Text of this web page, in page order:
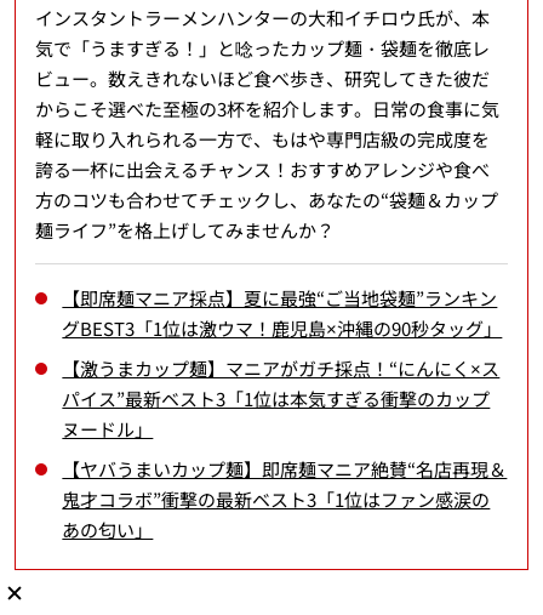
インスタントラーメンハンターの大和イチロウ氏が、本
気で「うますぎる！」と唸ったカップ麺・袋麺を徹底レ
ビュー。数えきれないほど食べ歩き、研究してきた彼だ
からこそ選べた至極の3杯を紹介します。日常の食事に気
軽に取り入れられる一方で、もはや専門店級の完成度を
誇る一杯に出会えるチャンス！おすすめアレンジや食べ
方のコツも合わせてチェックし、あなたの“袋麺＆カップ
麺ライフ”を格上げしてみませんか？
【即席麺マニア採点】夏に最強“ご当地袋麺”ランキン
グBEST3「1位は激ウマ！鹿児島×沖縄の90秒タッグ」
【激うまカップ麺】マニアがガチ採点！“にんにく×ス
パイス”最新ベスト3「1位は本気すぎる衝撃のカップ
ヌードル」
【ヤバうまいカップ麺】即席麺マニア絶賛“名店再現＆
鬼才コラボ”衝撃の最新ベスト3「1位はファン感涙の
あの匂い」